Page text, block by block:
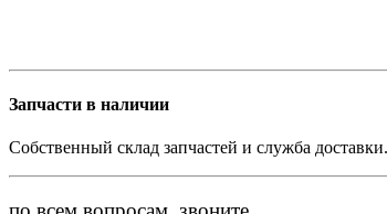
Запчасти в наличии
Собственный склад запчастей и служба